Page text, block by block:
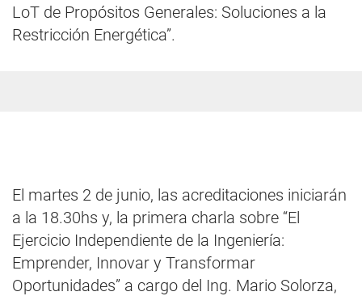
LoT de Propósitos Generales: Soluciones a la
Restricción Energética”.
El martes 2 de junio, las acreditaciones iniciarán
a la 18.30hs y, la primera charla sobre “El
Ejercicio Independiente de la Ingeniería:
Emprender, Innovar y Transformar
Oportunidades” a cargo del Ing. Mario Solorza,